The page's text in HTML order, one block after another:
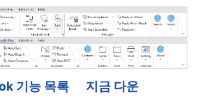
기능 목록
지금 다운